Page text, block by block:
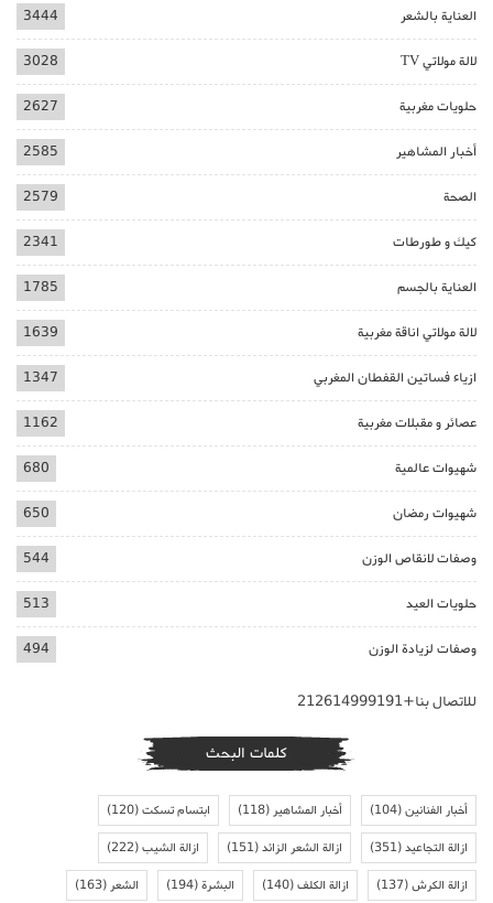
العناية بالشعر 3444
لالة مولاتي TV 3028
حلويات مغربية 2627
أخبار المشاهير 2585
الصحة 2579
كيك و طورطات 2341
العناية بالجسم 1785
لالة مولاتي اناقة مغربية 1639
ازياء فساتين القفطان المغربي 1347
عصائر و مقبلات مغربية 1162
شهيوات عالمية 680
شهيوات رمضان 650
وصفات لانقاص الوزن 544
حلويات العيد 513
وصفات لزيادة الوزن 494
للاتصال بنا+212614999191
كلمات البحث
أخبار الفنانين(104) أخبار المشاهير (118) ابتسام تسكت(120)
ازالة التجاعيد(351) ازالة الشعر الزائد(151) ازالة الشيب(222)
ازالة الكرش(137) ازالة الكلف(140) البشرة(194) الشعر (163)